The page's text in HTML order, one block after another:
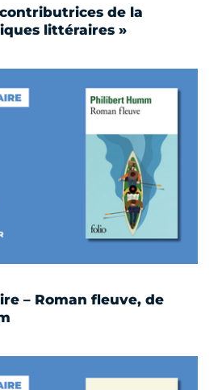
de la
littéraires »
– Roman fleuve, de